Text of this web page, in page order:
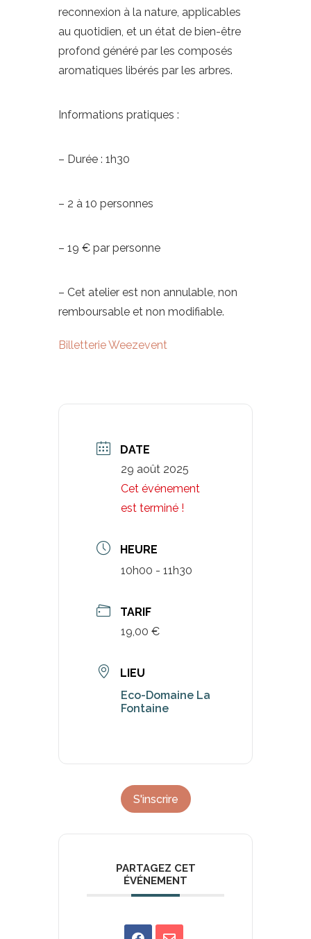
reconnexion à la nature, applicables
au quotidien, et un état de bien-être
profond généré par les composés
aromatiques libérés par les arbres.
Informations pratiques :
– Durée : 1h30
– 2 à 10 personnes
– 19 € par personne
– Cet atelier est non annulable, non
remboursable et non modifiable.
Billetterie Weezevent
DATE
29 août 2025
Cet événement
est terminé !
HEURE
10h00 - 11h30
TARIF
19,00 €
LIEU
Eco-Domaine La
Fontaine
S'inscrire
PARTAGEZ CET
ÉVÉNEMENT